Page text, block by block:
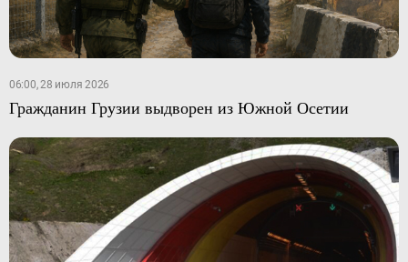
06:00, 28 июля 2026
Гражданин Грузии выдворен из Южной Осетии